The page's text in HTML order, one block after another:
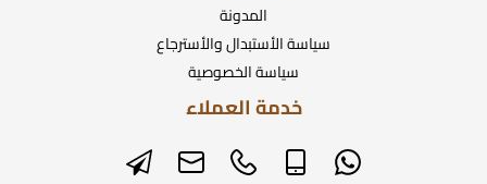
المدونة
سياسة الأستبدال والأسترجاع
سياسة الخصوصية
خدمة العملاء